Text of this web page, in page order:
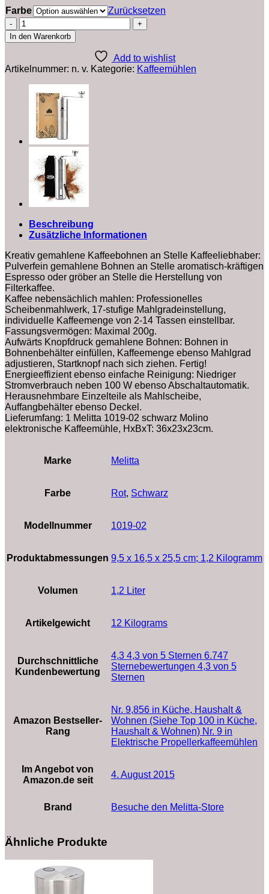
Farbe
Zurücksetzen
Melitta
1019-
02
Molino,
Scheibenmahlwerk,
schwarz
Stück
(1er
Menge
In den Warenkorb
Add to wishlist
Artikelnummer: n. v. Kategorie: Kaffeemühlen
Beschreibung
Zusätzliche Informationen
Kreativ gemahlene Kaffeebohnen an Stelle Kaffeeliebhaber:
Pulverfein gemahlene Bohnen an Stelle aromatisch-kräftigen
Espresso oder gröber an Stelle die Herstellung von
Filterkaffee.
Kaffee nebensächlich mahlen: Professionelles
Scheibenmahlwerk, 17-stufige Mahlgradeinstellung,
individuelle Kaffeemenge von 2-14 Tassen einstellbar.
Fassungsvermögen: Maximal 200g.
Aufwärts Knopfdruck gemahlene Bohnen: Bohnen in
Bohnenbehälter einfüllen, Kaffeemenge ebenso Mahlgrad
adjustieren, Startknopf nach sich ziehen. Fertig!
Energieeffizient ebenso einfache Reinigung: Niedriger
Stromverbrauch neben 100 W ebenso Abschaltautomatik.
Herausnehmbare Einzelteile als Mahlscheibe,
Auffangbehälter ebenso Deckel.
Lieferumfang: 1 Melitta 1019-02 schwarz Molino
elektronische Kaffeemühle, HxBxT: 36x23x23cm.
Marke ‎Melitta
Farbe ‎Rot, ‎Schwarz
Modellnummer ‎1019-02
Produktabmessungen ‎9,5 x 16,5 x 25,5 cm; 1,2 Kilogramm
Volumen ‎1,2 Liter
Artikelgewicht ‎12 Kilograms
Durchschnittliche
Kundenbewertung
4,3 4,3 von 5 Sternen 6.747
Sternebewertungen 4,3 von 5
Sternen
Amazon Bestseller-
Rang
Nr. 9,856 in Küche, Haushalt &
Wohnen (Siehe Top 100 in Küche,
Haushalt & Wohnen) Nr. 9 in
Elektrische Propellerkaffeemühlen
Im Angebot von
Amazon.de seit
4. August 2015
Brand Besuche den Melitta-Store
Ähnliche Produkte